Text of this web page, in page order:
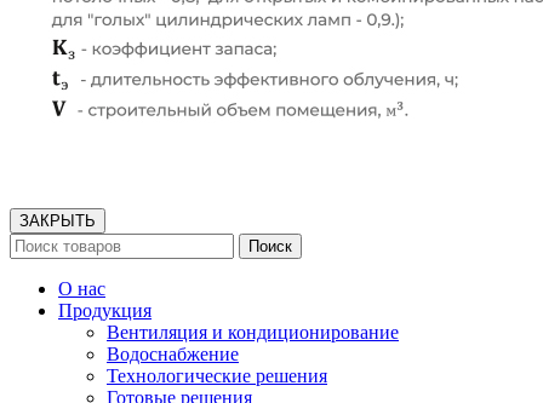
ЗАКРЫТЬ
Поиск
О нас
Продукция
Вентиляция и кондиционирование
Водоснабжение
Технологические решения
Готовые решения